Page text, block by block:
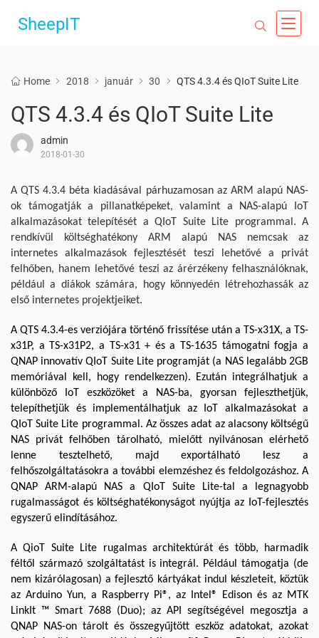
SheepIT
Home 2018 január 30 QTS 4.3.4 és QIoT Suite Lite
QTS 4.3.4 és QIoT Suite Lite
admin
2018-01-30
A QTS 4.3.4 béta kiadásával párhuzamosan az ARM alapú NAS-
ok támogatják a pillanatképeket, valamint a NAS-alapú IoT
alkalmazásokat telepítését a QIoT Suite Lite programmal. A
rendkívül költséghatékony ARM alapú NAS nemcsak az
internetes alkalmazások fejlesztését teszi lehetővé a privát
felhőben, hanem lehetővé teszi az árérzékeny felhasználóknak,
például a diákok számára, hogy könnyedén létrehozhassák az
első internetes projektjeiket.
A QTS 4.3.4-es verziójára történő frissítése után a TS-x31X, a TS-
x31P, a TS-x31P2, a TS-x31 + és a TS-1635 támogatni fogja a
QNAP innovatív QIoT Suite Lite programját (a NAS legalább 2GB
memóriával kell, hogy rendelkezzen). Ezután integrálhatjuk a
különböző IoT eszközöket a NAS-ba, gyorsan fejleszthetjük,
telepíthetjük és implementálhatjuk az IoT alkalmazásokat a
QIoT Suite Lite programmal. Az összes adat az alacsony költségű
NAS privát felhőben tárolható, mielőtt nyilvánosan elérhető
lenne tesztelhető, majd exportálható lesz a
felhőszolgáltatásokra a további elemzéshez és feldolgozáshoz. A
QNAP ARM-alapú NAS a QIoT Suite Lite-tal a legnagyobb
rugalmasságot és költséghatékonyságot nyújtja az IoT-fejlesztés
egyszerű elindításához.
A QioT Suite Lite rugalmas architektúrát és több, harmadik
féltől származó szolgáltatást is integrál. Például támogatja (de
nem kizárólagosan) a fejlesztő kártyákat indul készleteit, köztük
az Arduino Yun, a Raspberry Pi®, az Intel® Edison és az MTK
LinkIt ™ Smart 7688 (Duo); az API segítségével megosztja a
QNAP NAS-on tárolt és összegyűjtött eszköz adatokat, azokat